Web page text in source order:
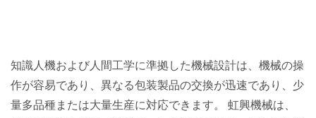
知識人機および人間工学に準拠した機械設計は、機械の操
作が容易であり、異なる包装製品の交換が迅速であり、少
量多品種または大量生産に対応できます。 虹興機械は、